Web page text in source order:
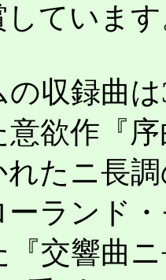
ていま
収録曲は
欲作『
れたニ長
ーランド
『交響曲